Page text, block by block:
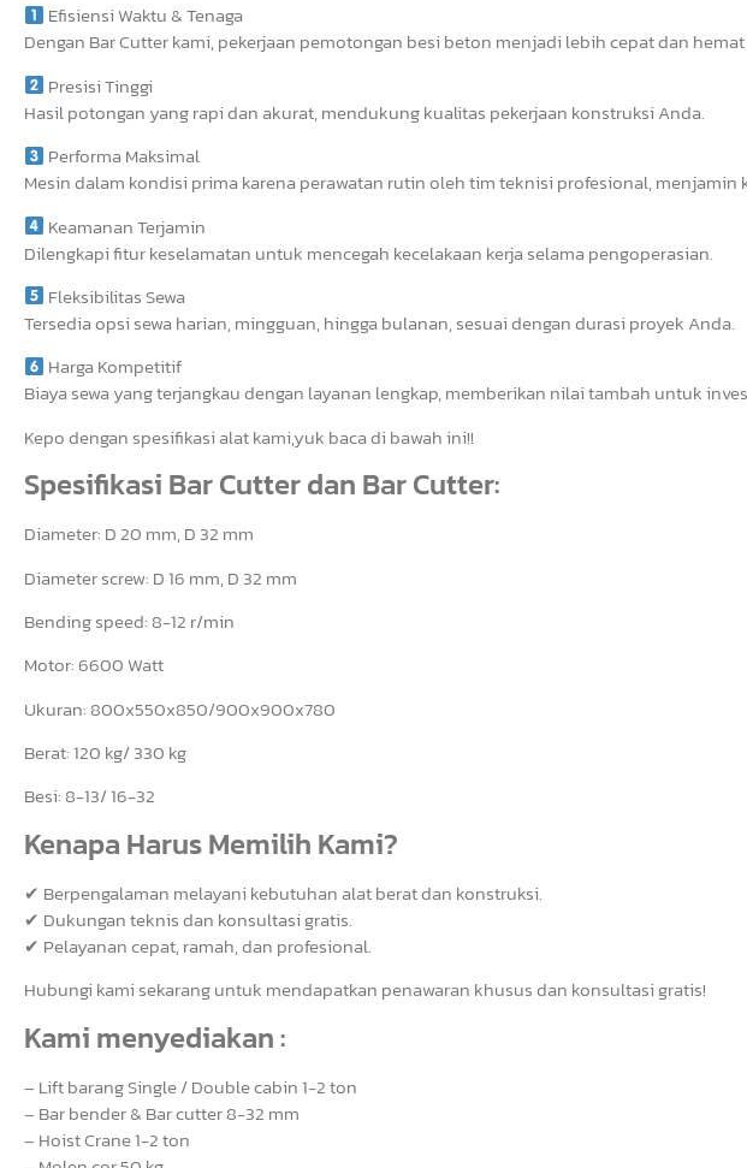
Efisiensi Waktu & Tenaga
Dengan Bar Cutter kami, pekerjaan pemotongan besi beton menjadi lebih cepat dan
Presisi Tinggi
Hasil potongan yang rapi dan akurat, mendukung kualitas pekerjaan konstruksi Anda.
Performa Maksimal
Mesin dalam kondisi prima karena perawatan rutin oleh tim teknisi profesional, menjamin
Keamanan Terjamin
Dilengkapi fitur keselamatan untuk mencegah kecelakaan kerja selama pengoperasian.
Fleksibilitas Sewa
Tersedia opsi sewa harian, mingguan, hingga bulanan, sesuai dengan durasi proyek Anda.
Harga Kompetitif
Biaya sewa yang terjangkau dengan layanan lengkap, memberikan nilai tambah untuk
Kepo dengan spesifikasi alat kami,yuk baca di bawah ini!!
Spesifikasi Bar Cutter dan Bar Cutter:
Diameter: D 20 mm, D 32 mm
Diameter screw: D 16 mm, D 32 mm
Bending speed: 8-12 r/min
Motor: 6600 Watt
Ukuran: 800x550x850/900x900x780
Berat: 120 kg/ 330 kg
Besi: 8-13/ 16-32
Kenapa Harus Memilih Kami?
✔ Berpengalaman melayani kebutuhan alat berat dan konstruksi.
✔ Dukungan teknis dan konsultasi gratis.
✔ Pelayanan cepat, ramah, dan profesional.
Hubungi kami sekarang untuk mendapatkan penawaran khusus dan konsultasi gratis!
Kami menyediakan :
– Lift barang Single / Double cabin 1-2 ton
– Bar bender & Bar cutter 8-32 mm
– Hoist Crane 1-2 ton